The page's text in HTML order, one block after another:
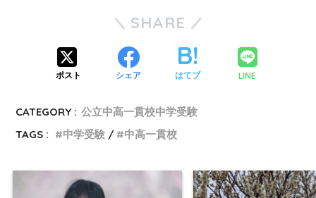
SHARE
ポスト シェア はてブ LINE
CATEGORY : 公立中高一貫校中学受験
TAGS :
中学受験 中高一貫校